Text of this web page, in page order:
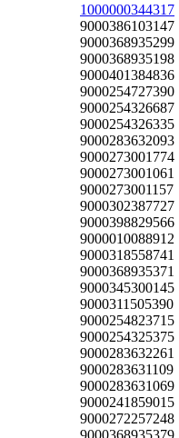
1000000344317
9000386103147
9000368935299
9000368935198
9000401384836
9000254727390
9000254326687
9000254326335
9000283632093
9000273001774
9000273001061
9000273001157
9000302387727
9000398829566
9000010088912
9000318558741
9000368935371
9000345300145
9000311505390
9000254823715
9000254325375
9000283632261
9000283631109
9000283631069
9000241859015
9000272257248
9000368935379